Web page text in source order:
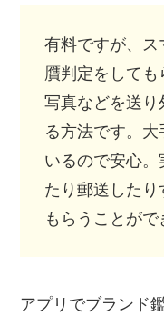
有料ですが、
贋判定をしても
写真などを送り
る方法です。
いるので安心
たり郵送した
もらうことがで
アプリでブランド